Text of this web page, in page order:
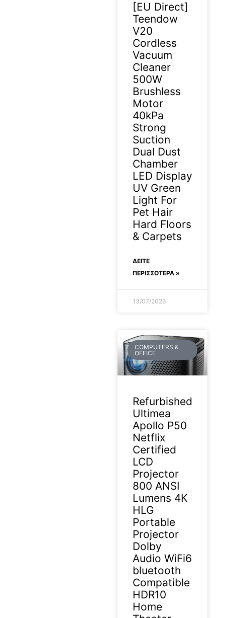
[EU Direct]
Teendow
V20
Cordless
Vacuum
Cleaner
500W
Brushless
Motor
40kPa
Strong
Suction
Dual Dust
Chamber
LED Display
UV Green
Light For
Pet Hair
Hard Floors
& Carpets
ΔΕΊΤΕ
ΠΕΡΙΣΣΟΤΕΡΑ »
13/07/2026
COMPUTERS &
OFFICE
Refurbished
Ultimea
Apollo P50
Netflix
Certified
LCD
Projector
800 ANSI
Lumens 4K
HLG
Portable
Projector
Dolby
Audio WiFi6
bluetooth
Compatible
HDR10
Home